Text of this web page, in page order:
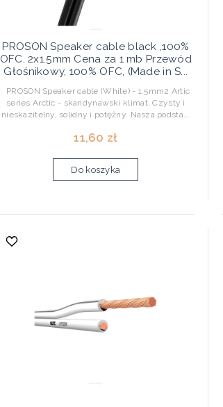
PROSON Speaker cable black ,100%
OFC. 2x1.5mm Cena za 1 mb Przewód
Głośnikowy, 100% OFC, (Made in S...
PROSON Speaker cable (White) - 1.5mm2 Artic
series Arctic - skandynawski klimat. Czysty i
nieskazitelny, solidny i potężny. Nasza podsta...
11,60 zł
Do koszyka